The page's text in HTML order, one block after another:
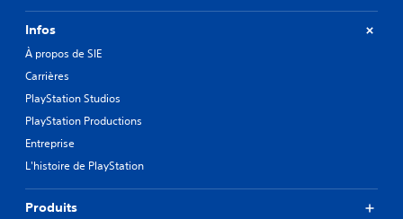
Infos
À propos de SIE
Carrières
PlayStation Studios
PlayStation Productions
Entreprise
L'histoire de PlayStation
Produits